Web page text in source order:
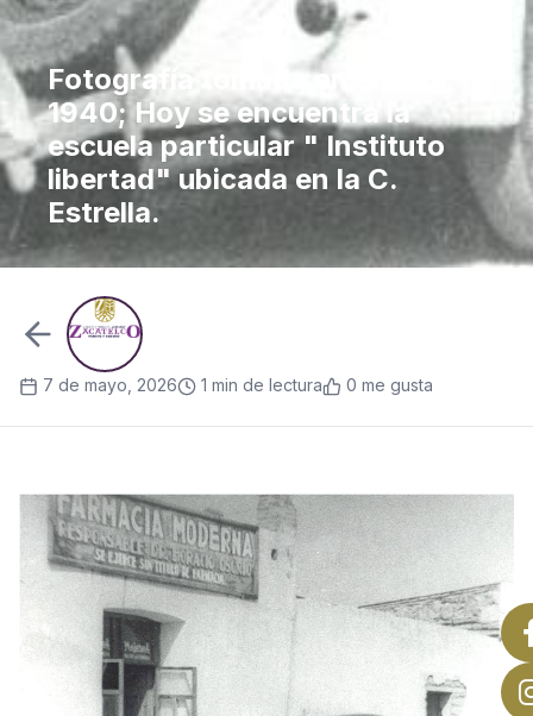
Fotografía tomada en el año
1940; Hoy se encuentra la
escuela particular " Instituto
libertad" ubicada en la C.
Estrella.
7 de mayo, 2026 1 min de lectura 0 me gusta